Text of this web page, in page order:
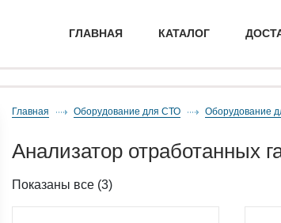
ГЛАВНАЯ КАТАЛОГ
Главная Оборудование для СТО
анализатор отработанных
Показаны все (3)